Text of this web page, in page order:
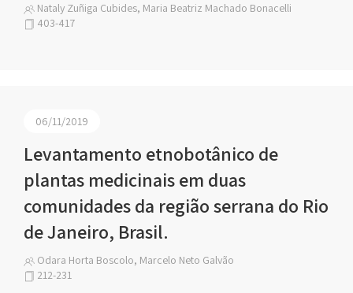
Nataly Zuñiga Cubides, Maria Beatriz Machado Bonacelli
403-417
06/11/2019
Levantamento etnobotânico de
plantas medicinais em duas
comunidades da região serrana do Rio
de Janeiro, Brasil.
Odara Horta Boscolo, Marcelo Neto Galvão
212-231